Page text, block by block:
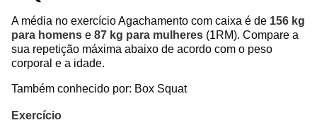
A média no exercício Agachamento com caixa é de 156 kg
para homens e 87 kg para mulheres (1RM). Compare a
sua repetição máxima abaixo de acordo com o peso
corporal e a idade.
Também conhecido por: Box Squat
Exercício